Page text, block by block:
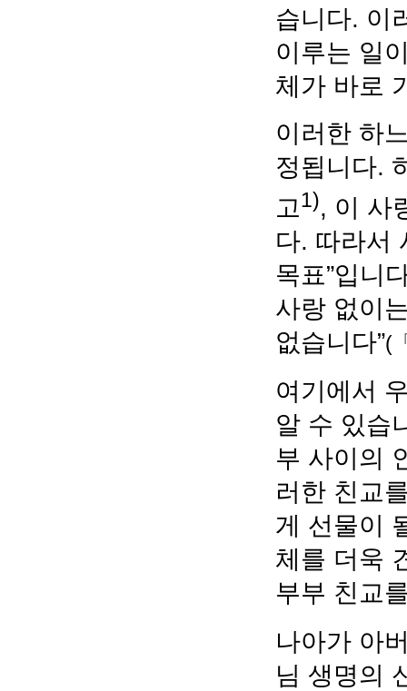
습니다. 이
이루는 일
체가 바로
이러한 하
정됩니다.
고1), 이 사
다. 따라서
목표”입니
사랑 없이
없습니다”(
여기에서
알 수 있습
부 사이의
러한 친교
게 선물이
체를 더욱
부부 친교
나아가 아
님 생명의